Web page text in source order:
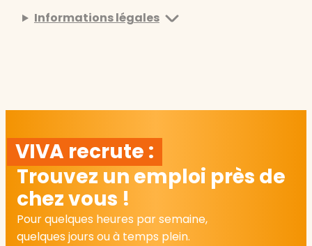
Informations légales
VIVA recrute :
Trouvez un emploi près de
chez vous !
Pour quelques heures par semaine,
quelques jours ou à temps plein.